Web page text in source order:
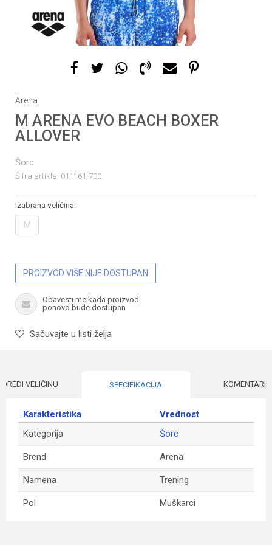
Arena
M ARENA EVO BEACH BOXER
ALLOVER
Šorc
Šifra artikla: 011161-700
Izabrana veličina:
M
PROIZVOD VIŠE NIJE DOSTUPAN
Obavesti me kada proizvod
ponovo bude dostupan
Sačuvajte u listi želja
VELIČINU SPECIFIKACIJA KOMENTARI
Karakteristika
Vrednost
Kategorija
Šorc
Brend Arena
Namena Trening
Pol Muškarci